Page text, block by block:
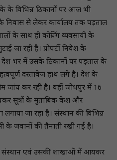
के के विभिन्न ठिकानों पर आज भी
निवास से लेकर कार्यालय तक पड़ताल
के साथ ही कोचिंग व्यवसायी के
जा रही है। प्रोपर्टी निवेश के
देश भर में उसके ठिकानों पर पड़ताल के
दस्तावेज हाथ लगे है। देश के
जांच कर रही है। वहीं जोधपुर में 16
सूत्रों के मुताबिक केश और
जा रहा है। संस्थान की विभिन्न
जवानों की तैनाती रखी गई है।
संस्थान एवं उसकी शाखाओं में आयकर